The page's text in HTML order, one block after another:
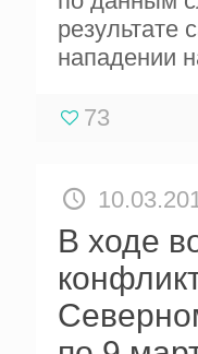
результате
нападении
73
В ходе